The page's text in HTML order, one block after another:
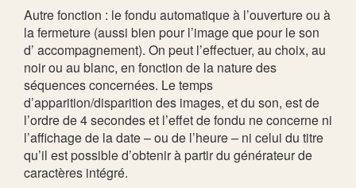
Autre fonction : le fondu automatique à l’ouverture ou à
la fermeture (aussi bien pour l’image que pour le son
d’ accompagnement). On peut l’effectuer, au choix, au
noir ou au blanc, en fonction de la nature des
séquences concernées. Le temps
d’apparition/disparition des images, et du son, est de
l’ordre de 4 secondes et l’effet de fondu ne concerne ni
l’affichage de la date – ou de l’heure – ni celui du titre
qu’il est possible d’obtenir à partir du générateur de
caractères intégré.